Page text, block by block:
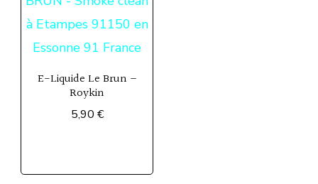
E-Liquide Le Brun –
Roykin
5,90 €